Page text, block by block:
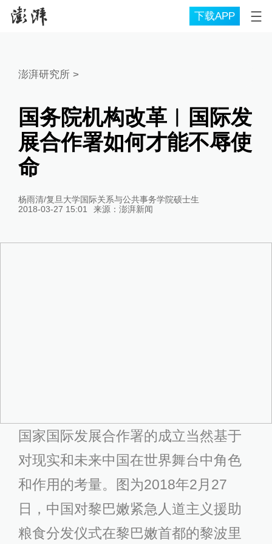
下载APP
澎湃研究所>
国务院机构改革︱国际发
展合作署如何才能不辱使
命
杨雨清/复旦大学国际关系与公共事务学院硕士生
2018-03-27 15:01
来源： 澎湃新闻
国家国际发展合作署的成立当然基于
对现实和未来中国在世界舞台中角色
和作用的考量。图为2018年2月27
日，中国对黎巴嫩紧急人道主义援助
粮食分发仪式在黎巴嫩首都的黎波里